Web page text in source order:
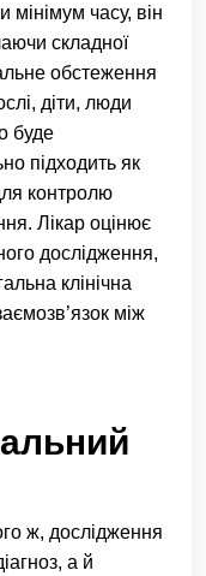
часу, він
складної
обстеження
діти, люди
буде
підходить як
контролю
Лікар оцінює
дослідження,
клінічна
між
ж, дослідження
а й